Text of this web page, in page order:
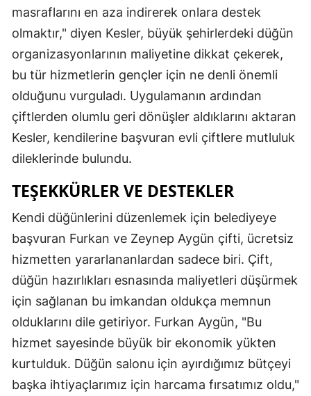
Manisa
Kahramanmaraş
Mardin
Muğla
Muş
Ordu
Rize
Sakarya
Samsun
Siirt
Sivas
masraflarını en aza indirerek onlara destek
olmaktır," diyen Kesler, büyük şehirlerdeki düğün
organizasyonlarının maliyetine dikkat çekerek,
bu tür hizmetlerin gençler için ne denli önemli
olduğunu vurguladı. Uygulamanın ardından
çiftlerden olumlu geri dönüşler aldıklarını aktaran
Kesler, kendilerine başvuran evli çiftlere mutluluk
dileklerinde bulundu.
TEŞEKKÜRLER VE DESTEKLER
Kendi düğünlerini düzenlemek için belediyeye
başvuran Furkan ve Zeynep Aygün çifti, ücretsiz
hizmetten yararlananlardan sadece biri. Çift,
düğün hazırlıkları esnasında maliyetleri düşürmek
için sağlanan bu imkandan oldukça memnun
olduklarını dile getiriyor. Furkan Aygün, "Bu
hizmet sayesinde büyük bir ekonomik yükten
kurtulduk. Düğün salonu için ayırdığımız bütçeyi
başka ihtiyaçlarımız için harcama fırsatımız oldu,"